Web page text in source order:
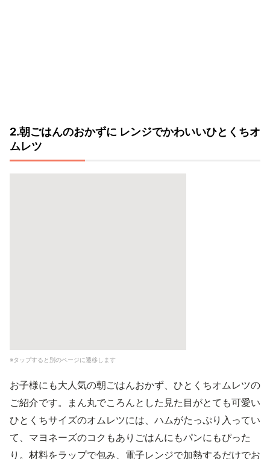
2.朝ごはんのおかずに レンジでかわいいひとくちオ
ムレツ
※タップすると別のページに遷移します
お子様にも大人気の朝ごはんおかず、ひとくちオムレツの
ご紹介です。まん丸でころんとした見た目がとても可愛い
ひとくちサイズのオムレツには、ハムがたっぷり入ってい
て、マヨネーズのコクもありごはんにもパンにもぴった
り。材料をラップで包み、電子レンジで加熱するだけでお